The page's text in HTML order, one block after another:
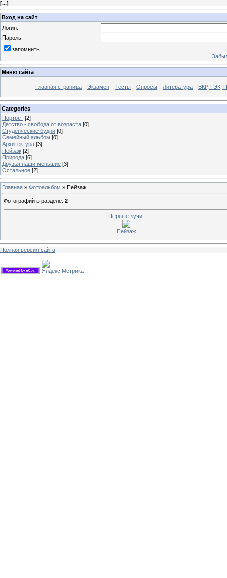
[...]
Вход на сайт
Логин:
Пароль:
запомнить
Меню сайта
Главная страница Экзамен Тесты Опросы Литература ВКР, ГЭК,
Categories
Портрет [2]
Детство - свобода от возраста [0]
Студенческие будни [0]
Семейный альбом [0]
Архитектура [3]
Пейзаж [2]
Природа [6]
Друзья наши меньшие [3]
Остальное [2]
Главная » Фотоальбом » Пейзаж
Фотографий в разделе: 2
Первые лучи
Пейзаж
Полная версия сайта